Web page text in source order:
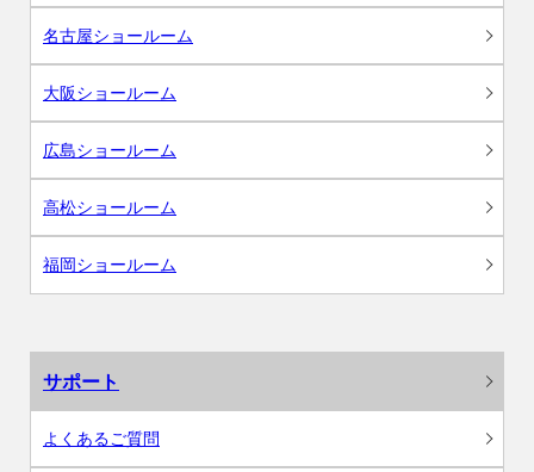
名古屋ショールーム
大阪ショールーム
広島ショールーム
高松ショールーム
福岡ショールーム
サポート
よくあるご質問